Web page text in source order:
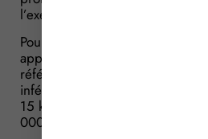
l’exercice de leurs activités.
Pour rappel, cette aide
appartenant à un foyer fiscal
référence par part, au titre des
inférieur ou égal à 16 880 € et
15 km de trajets
000 km par an.